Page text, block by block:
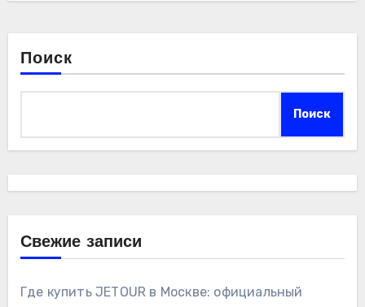
Поиск
Поиск
Свежие записи
Где купить JETOUR в Москве: официальный